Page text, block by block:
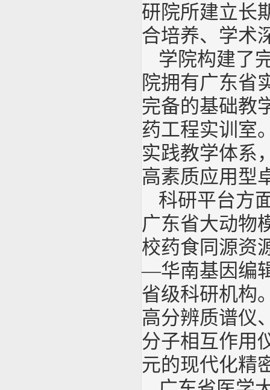
研院所建立长
合培养、学术
学院构建了
院拥有广东省
完备的基础教
药工程实训室
实践教学体系
高素质应用型
科研平台方
广东省大动物
校药食同源资
—华南基因编
省级科研机构
高分辨质谱仪
分子相互作用
元的现代化精